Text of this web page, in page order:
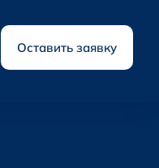
Оставить заявку